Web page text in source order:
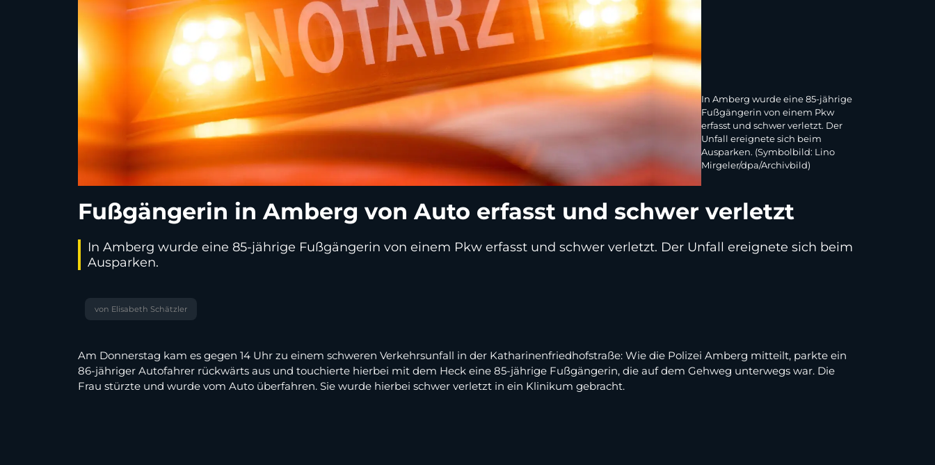
In Amberg wurde eine 85-jährige
Fußgängerin von einem Pkw
erfasst und schwer verletzt. Der
Unfall ereignete sich beim
Ausparken. (Symbolbild: Lino
Mirgeler/dpa/Archivbild)
Fußgängerin in Amberg von Auto erfasst und schwer verletzt
In Amberg wurde eine 85-jährige Fußgängerin von einem Pkw erfasst und schwer verletzt. Der Unfall ereignete sich beim
Ausparken.
von Elisabeth Schätzler
Am Donnerstag kam es gegen 14 Uhr zu einem schweren Verkehrsunfall in der Katharinenfriedhofstraße: Wie die Polizei Amberg mitteilt, parkte ein
86-jähriger Autofahrer rückwärts aus und touchierte hierbei mit dem Heck eine 85-jährige Fußgängerin, die auf dem Gehweg unterwegs war. Die
Frau stürzte und wurde vom Auto überfahren. Sie wurde hierbei schwer verletzt in ein Klinikum gebracht.